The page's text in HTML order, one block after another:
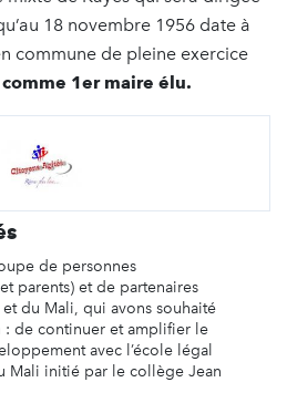
18 novembre 1956 date à
commune de pleine exercice
1er maire élu.
de personnes
parents) et de partenaires
et du Mali, qui avons souhaité
: de continuer et amplifier le
avec l’école légal
Mali initié par le collège Jean